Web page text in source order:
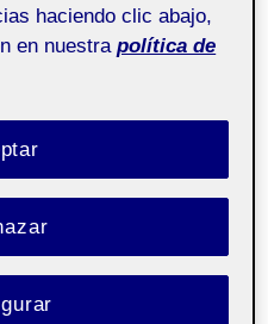
Feliz Navidad
haciendo clic abajo,
en nuestra política de